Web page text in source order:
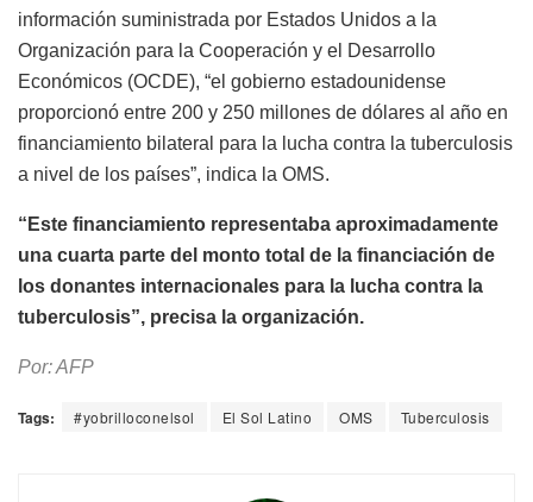
información suministrada por Estados Unidos a la
Organización para la Cooperación y el Desarrollo
Económicos (OCDE), “el gobierno estadounidense
proporcionó entre 200 y 250 millones de dólares al año en
financiamiento bilateral para la lucha contra la tuberculosis
a nivel de los países”, indica la OMS.
“Este financiamiento representaba aproximadamente
una cuarta parte del monto total de la financiación de
los donantes internacionales para la lucha contra la
tuberculosis”, precisa la organización.
Por: AFP
Tags: #yobrilloconelsol El Sol Latino OMS Tuberculosis